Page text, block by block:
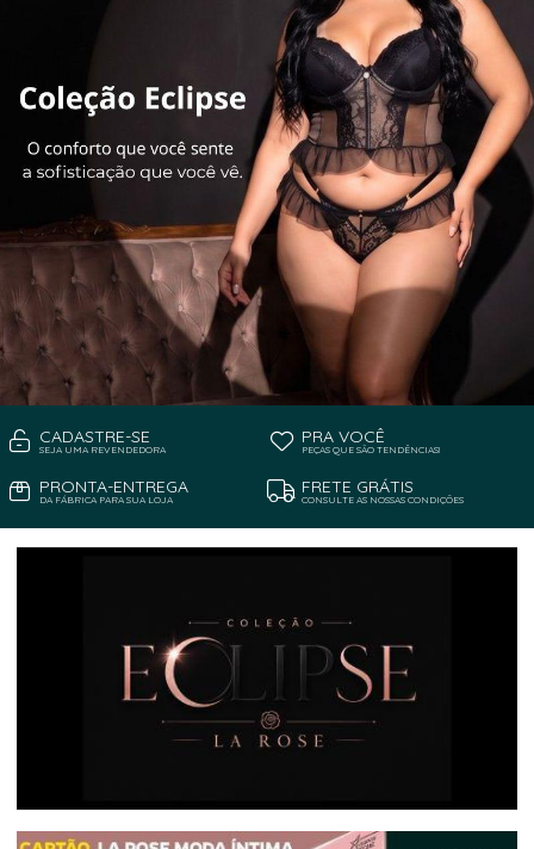
CADASTRE-SE
SEJA UMA REVENDEDORA
PRA VOCÊ
PEÇAS QUE SÃO TENDÊNCIAS!
PRONTA-ENTREGA
DA FÁBRICA PARA SUA LOJA
FRETE GRÁTIS
CONSULTE AS NOSSAS CONDIÇÕES